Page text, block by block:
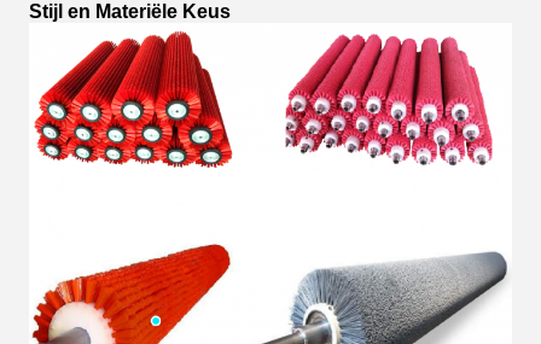
Stijl en Materiële Keus